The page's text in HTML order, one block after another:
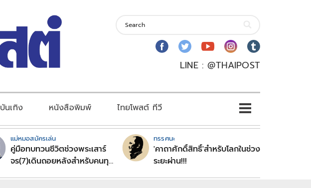
LINE : @THAIPOST
บันเทิง หนังสือพิมพ์ ไทยโพสต์ ทีวี
แม่หมอสมัครเล่น
คู่มือทบทวนชีวิตช่วงพระเสาร์
จร(7)เดินถอยหลังสำหรับคนทุก
ทรรศนะ
'คาถาศักดิ์สิทธิ์'สำหรับโลกในช่วง
ระยะผ่าน!!!